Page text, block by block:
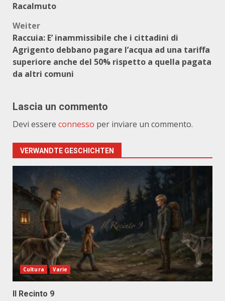
Racalmuto
Weiter
Raccuia: E’ inammissibile che i cittadini di
Agrigento debbano pagare l’acqua ad una tariffa
superiore anche del 50% rispetto a quella pagata
da altri comuni
Lascia un commento
Devi essere connesso per inviare un commento.
VERWANDTE GESCHICHTEN
Cultura Varie
Il Recinto 9